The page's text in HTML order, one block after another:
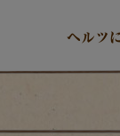
ヘルツ